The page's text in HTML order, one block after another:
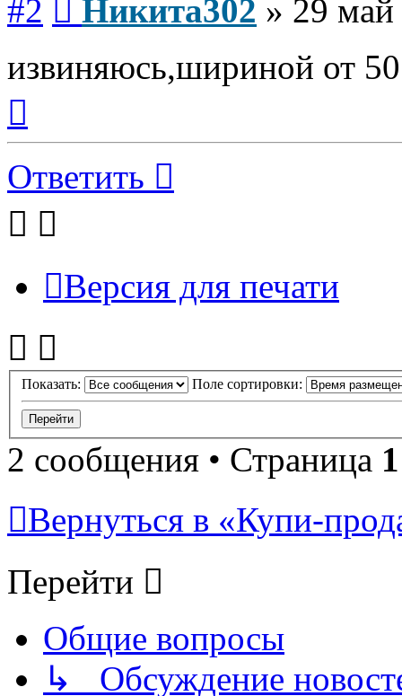
#2 Никита302 » 29
извиняюсь,шириной от
началу
Ответить
Версия для печати
Показать: Поле сортировки:
2 сообщения • Страница 1
Вернуться в «Купи-
Перейти
Общие вопросы
↳ Обсуждение